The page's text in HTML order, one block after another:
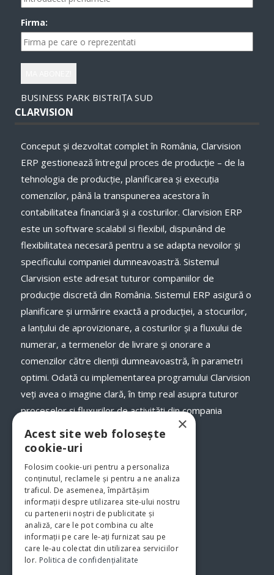
Firma:
BUSINESS PARK BISTRIȚA SUD
CLARVISION
Conceput și dezvoltat complet în România, Clarvision
ERP gestionează întregul proces de producție – de la
tehnologia de producție, planificarea și execuţia
comenzilor, până la transpunerea acestora în
contabilitatea financiară și a costurilor. Clarvision ERP
este un software scalabil si flexibil, dispunând de
flexibilitatea necesară pentru a se adapta nevoilor și
specificului companiei dumneavoastră. Sistemul
Clarvision este adresat tuturor companiilor de
producție discretă din România. Sistemul ERP asigură o
planificare și urmărire exactă a producției, a stocurilor,
a lanţului de aprovizionare, a costurilor și a fluxului de
numerar, a termenelor de livrare și onorare a
comenzilor către clienții dumneavoastră, în parametri
optimi. Odată cu implementarea programului Clarvision
veți avea o imagine clară, în timp real asupra tuturor
proceselor şi fluxurilor de activităţi din compania
dumneavoastră.
www.clarvision.ro
Str.Nicolae Titulescu 6, Bistrita
Tel. 0040-744-772139
×
Acest site web folosește
cookie-uri
Folosim cookie-uri pentru a personaliza
conținutul, reclamele și pentru a ne analiza
traficul. De asemenea, împărtășim
informații despre utilizarea site-ului nostru
cu partenerii noștri de publicitate și
analiză, care le pot combina cu alte
informații pe care le-ați furnizat sau pe
care le-au colectat din utilizarea serviciilor
lor. Politica de confidențialitate